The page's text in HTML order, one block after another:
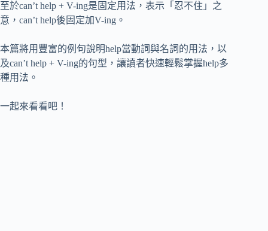
至於can’t help + V-ing是固定用法，表示「忍不住」之
意，can’t help後固定加V-ing。
本篇將用豐富的例句說明help當動詞與名詞的用法，以
及can’t help + V-ing的句型，讓讀者快速輕鬆掌握help多
種用法。
一起來看看吧！